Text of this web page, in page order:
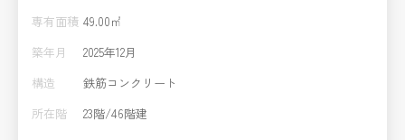
専有面積 49.00㎡
築年月
2025年12月
構造
鉄筋コンクリート
所在階
23階/46階建